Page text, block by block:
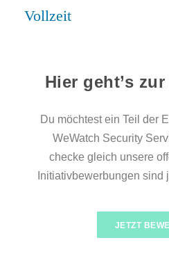
Vollzeit
Hier geht’s
Du möchtest ein Teil der
WeWatch Security
checke gleich unsere
Initiativbewerbungen sind
JETZT